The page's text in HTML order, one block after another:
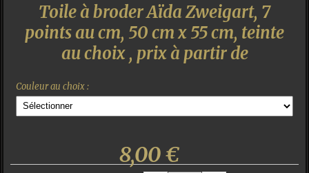
Toile à broder Aïda Zweigart, 7
points au cm, 50 cm x 55 cm, teinte
au choix , prix à partir de
Couleur au choix :
8,00€